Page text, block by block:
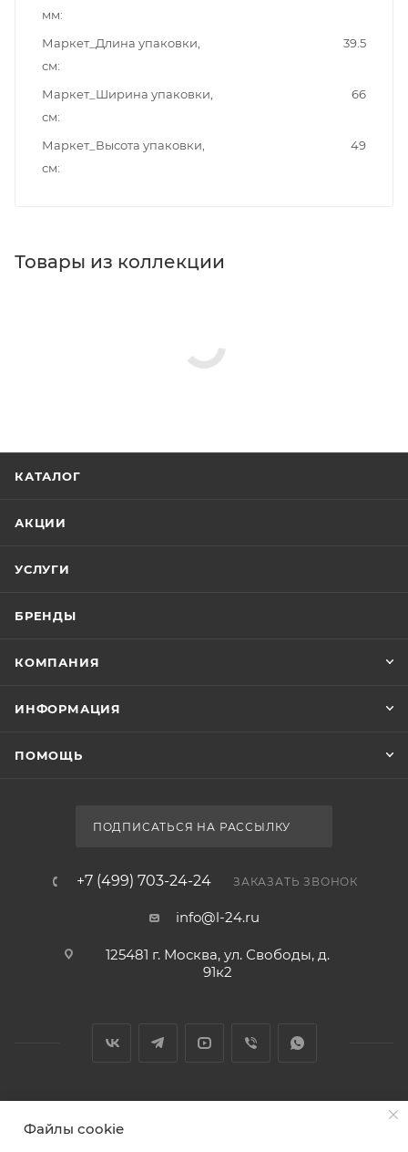
мм
Маркет_Длина упаковки,
см
39.5
Маркет_Ширина упаковки,
см
66
Маркет_Высота упаковки,
см
49
Товары из коллекции
КАТАЛОГ
АКЦИИ
УСЛУГИ
БРЕНДЫ
КОМПАНИЯ
ИНФОРМАЦИЯ
ПОМОЩЬ
ПОДПИСАТЬСЯ НА РАССЫЛКУ
+7 (499) 703-24-24 ЗАКАЗАТЬ ЗВОНОК
info@l-24.ru
125481 г. Москва, ул. Свободы, д.
91к2
Файлы cookie